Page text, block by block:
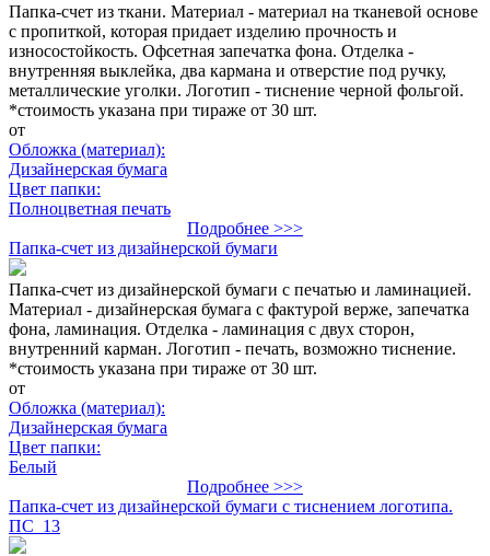
Папка-счет из ткани. Материал - материал на тканевой основе
с пропиткой, которая придает изделию прочность и
износостойкость. Офсетная запечатка фона. Отделка -
внутренняя выклейка, два кармана и отверстие под ручку,
металлические уголки. Логотип - тиснение черной фольгой.
*стоимость указана при тираже от 30 шт.
от
Обложка (материал):
Дизайнерская бумага
Цвет папки:
Полноцветная печать
Подробнее >>>
Папка-счет из дизайнерской бумаги
Папка-счет из дизайнерской бумаги с печатью и ламинацией.
Материал - дизайнерская бумага с фактурой верже, запечатка
фона, ламинация. Отделка - ламинация с двух сторон,
внутренний карман. Логотип - печать, возможно тиснение.
*стоимость указана при тираже от 30 шт.
от
Обложка (материал):
Дизайнерская бумага
Цвет папки:
Белый
Подробнее >>>
Папка-счет из дизайнерской бумаги с тиснением логотипа.
ПС_13